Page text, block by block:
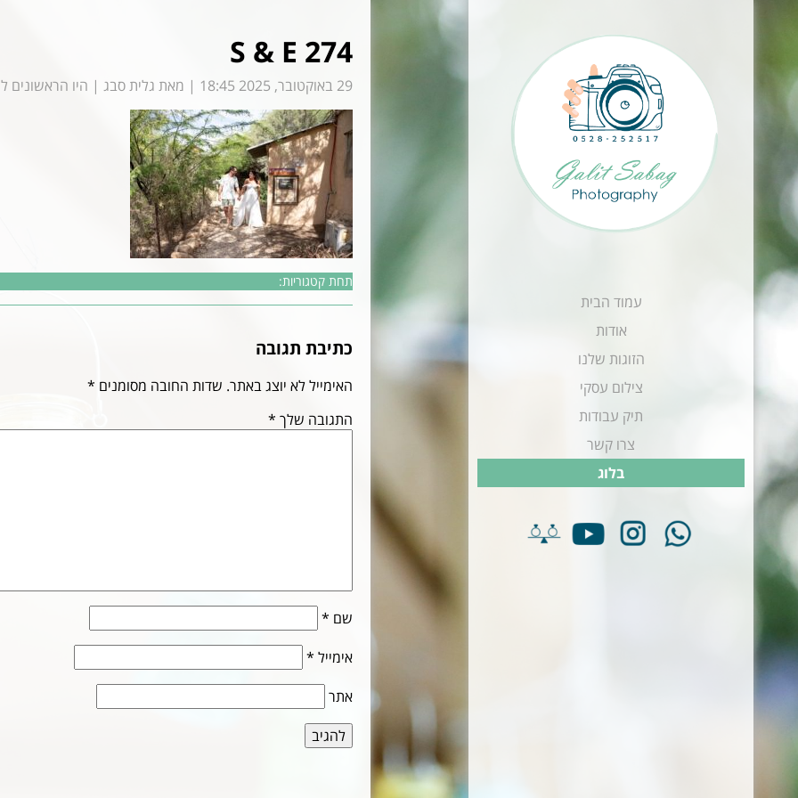
עמוד הבית
אודות
הזוגות שלנו
צילום עסקי
תיק עבודות
צרו קשר
בלוג
S & E 274
29 באוקטובר, 2025 18:45 | מאת גלית סבג | היו הראשונים
תחת קטגוריות:
כתיבת תגובה
האימייל לא יוצג באתר. שדות החובה מסומנים *
התגובה שלך *
שם *
אימייל *
אתר